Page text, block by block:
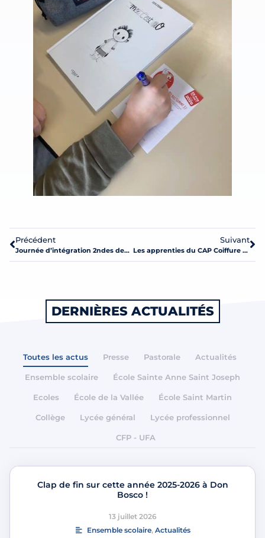
Précédent
Journée d’intégration 2ndes des lycées et 1ère année de CAP
Suivant
Les apprenties du CAP Coiffure au mondial de la Coiffure
DERNIÈRES ACTUALITÉS
Toutes les actus Presse Pastorale Actualités
Ensemble scolaire École Sainte Anne Saint Joseph
Ecoles École de la Vallée École Saint Martin
Collège Lycée général Lycée professionnel
CFP - UFA
Clap de fin sur cette année 2025-2026 à Don
Bosco !
13 juillet 2026
Ensemble scolaire, Actualités